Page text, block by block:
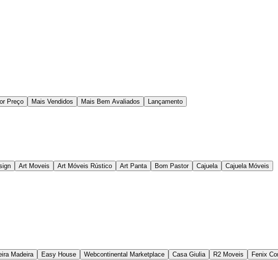
Preço Mais Vendidos Mais Bem Avaliados Lançamento
Art Moveis Art Móveis Rústico Art Panta Bom Pastor Cajuela Cajuela Móveis
Madeira Easy House Webcontinental Marketplace Casa Giulia R2 Moveis Fenix